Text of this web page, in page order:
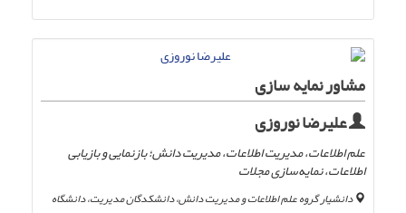
مشاور نمایه سازی
علیرضا نوروزی
علم اطلاعات، مدیریت اطلاعات، مدیریت دانش؛ بازنمایی و بازیابی
اطلاعات، نمایه‌سازی مجلات
دانشیار گروه علم اطلاعات و مدیریت دانش، دانشکدگان مدیریت، دانشگاه